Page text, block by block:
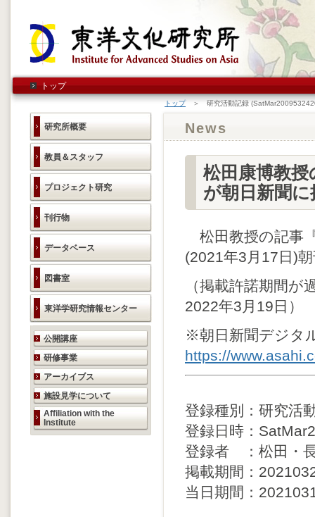
トップ
研究所概要
教員＆スタッフ
プロジェクト研究
刊行物
データベース
図書室
東洋学研究情報センター
研究活動のご案内
公開講座
研修事業
アーカイブス
施設見学について
Affiliation with the
Institute
トップ＞ 研究活動記録
News
松田康博教
が朝日新聞
松田教授の記事
(2021年3月17日)
（掲載許諾期間
2022年3月19日）
※朝日新聞デジタ
https://
登録種別：研究活
登録日時：
登録者 ：松田・
掲載期間：
当日期間：